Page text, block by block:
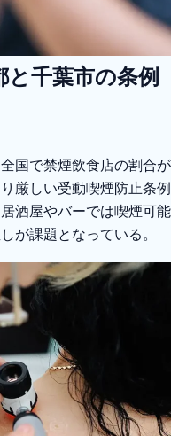
千葉市の条例
国で禁煙飲食店の割合が
厳しい受動喫煙防止条例
酒屋やバーでは喫煙可能
が課題となっている。